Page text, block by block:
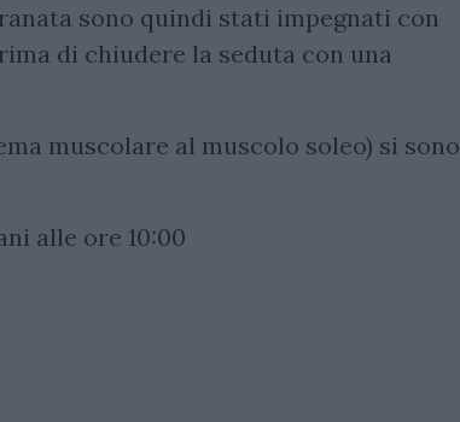
sono quindi stati impegnati con
di chiudere la seduta con una
muscolare al muscolo soleo) si sono
alle ore 10:00